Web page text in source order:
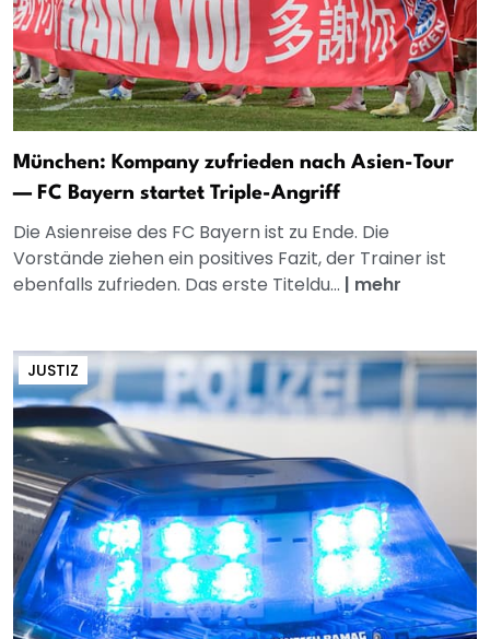
München: Kompany zufrieden nach Asien-Tour
— FC Bayern startet Triple-Angriff
Die Asienreise des FC Bayern ist zu Ende. Die
Vorstände ziehen ein positives Fazit, der Trainer ist
ebenfalls zufrieden. Das erste Titeldu... | mehr
JUSTIZ